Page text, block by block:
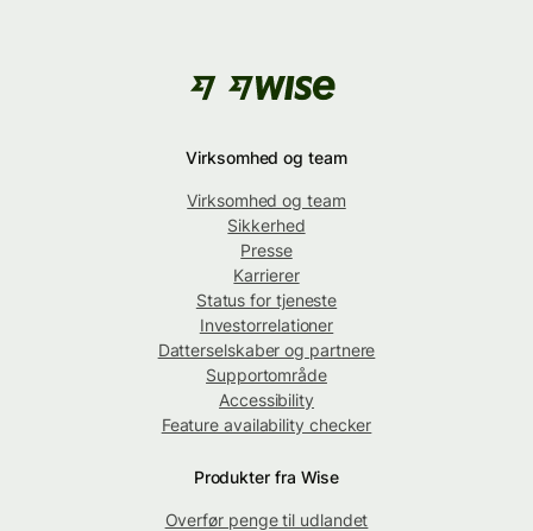
Virksomhed og team
Virksomhed og team
Sikkerhed
Presse
Karrierer
Status for tjeneste
Investorrelationer
Datterselskaber og partnere
Supportområde
Accessibility
Feature availability checker
Produkter fra Wise
Overfør penge til udlandet